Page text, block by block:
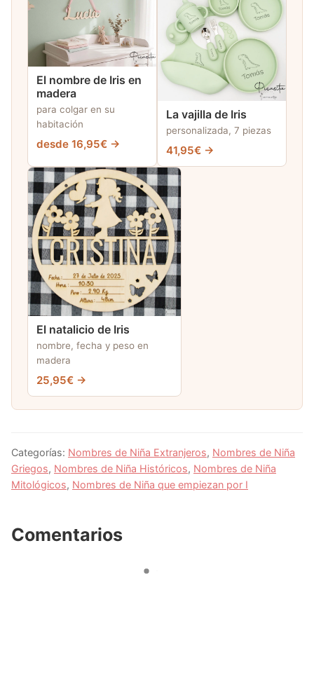
El nombre de Iris en
madera
para colgar en su
habitación
desde 16,95€ →
La vajilla de Iris
personalizada, 7 piezas
41,95€ →
El natalicio de Iris
nombre, fecha y peso en
madera
25,95€ →
Categorías: Nombres de Niña Extranjeros, Nombres de Niña
Griegos, Nombres de Niña Históricos, Nombres de Niña
Mitológicos, Nombres de Niña que empiezan por I
Comentarios